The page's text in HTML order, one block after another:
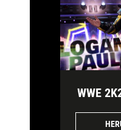
WWE